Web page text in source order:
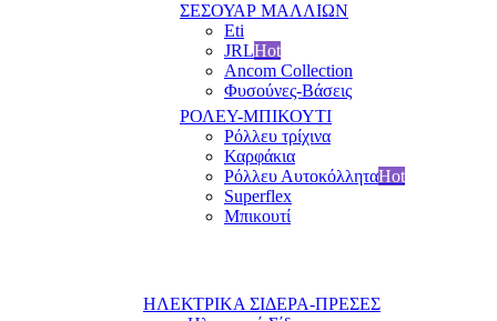
ΣΕΣΟΥΑΡ ΜΑΛΛΙΩΝ
Eti
JRLHot
Ancom Collection
Φυσούνες-Βάσεις
ΡΟΛΕΥ-ΜΠΙΚΟΥΤΙ
Ρόλλευ τρίχινα
Καρφάκια
Ρόλλευ ΑυτοκόλληταHot
Superflex
Μπικουτί
ΗΛΕΚΤΡΙΚΑ ΣΙΔΕΡΑ-ΠΡΕΣΕΣ